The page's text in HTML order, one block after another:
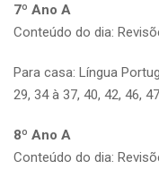
7º Ano A
Conteúdo do dia:
Para casa: Língua
29, 34 à 37, 40, 42, 46,
8º Ano A
Conteúdo do dia: